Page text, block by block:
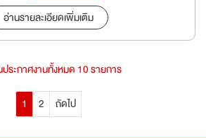
อ่านรายละเอียดเพิ่มเติม
ระกาศงานทั้งหมด 10 รายการ
1 2 ถัดไป